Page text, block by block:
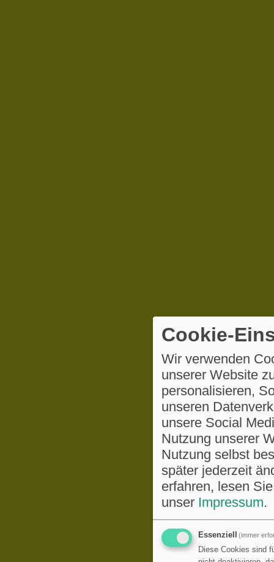
Cookie-
Wir verwenden
unserer Website
personalisieren,
unseren
unsere Social
Nutzung unserer
Nutzung selbst
später jederzeit
erfahren, lesen
unser Impressum.
Essenziell (immer
Diese Cookies sind